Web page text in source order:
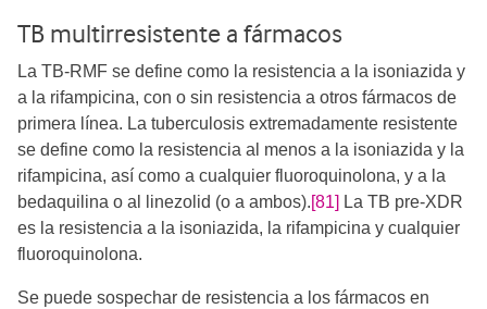
TB multirresistente a fármacos
La TB-RMF se define como la resistencia a la isoniazida y
a la rifampicina, con o sin resistencia a otros fármacos de
primera línea. La tuberculosis extremadamente resistente
se define como la resistencia al menos a la isoniazida y la
rifampicina, así como a cualquier fluoroquinolona, y a la
bedaquilina o al linezolid (o a ambos).[81] La TB pre-XDR
es la resistencia a la isoniazida, la rifampicina y cualquier
fluoroquinolona.
Se puede sospechar de resistencia a los fármacos en